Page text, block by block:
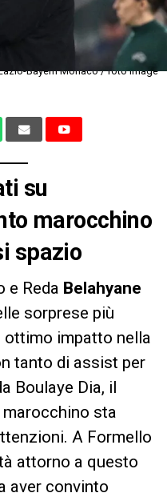
su
marocchino
spazio
e Reda Belahyane
sorprese più
ottimo impatto nella
tanto di assist per
Boulaye Dia, il
sta
A Formello
attorno a questo
aver convinto